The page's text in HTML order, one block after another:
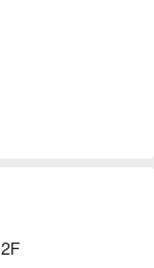
おりデートや
タパスをつま